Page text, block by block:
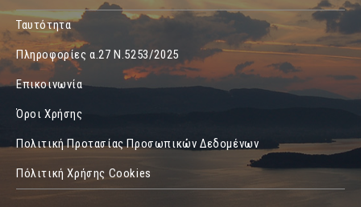
Ταυτότητα
Πληροφορίες α.27 Ν.5253/2025
Επικοινωνία
Όροι Χρήσης
Πολιτική Προτασίας Προσωπικών Δεδομένων
Πόλιτική Χρήσης Cookies